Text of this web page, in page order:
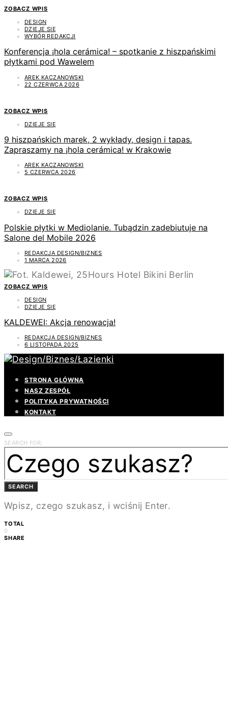
ZOBACZ WPIS
DESIGN
DZIEJE SIĘ
WYBÓR REDAKCJI
Konferencja ¡hola cerámica! – spotkanie z hiszpańskimi
płytkami pod Wawelem
AREK KACZANOWSKI
22 CZERWCA 2026
ZOBACZ WPIS
DZIEJE SIĘ
9 hiszpańskich marek, 2 wykłady, design i tapas.
Zapraszamy na ¡hola cerámica! w Krakowie
AREK KACZANOWSKI
5 CZERWCA 2026
ZOBACZ WPIS
DZIEJE SIĘ
Polskie płytki w Mediolanie. Tubądzin zadebiutuje na
Salone del Mobile 2026
REDAKCJA DESIGN/BIZNES
1 MARCA 2026
ZOBACZ WPIS
DESIGN
DZIEJE SIĘ
KALDEWEI: Akcja renowacja!
REDAKCJA DESIGN/BIZNES
6 LISTOPADA 2025
STRONA GŁÓWNA
NASZ ZESPÓŁ
POLITYKA PRYWATNOŚCI
KONTAKT
SEARCH FOR:
SEARCH
Wpisz, czego szukasz, i wciśnij Enter.
TOTAL
0
SHARE